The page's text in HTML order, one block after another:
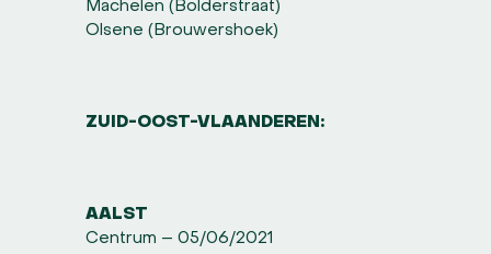
Machelen (Bolderstraat)
Olsene (Brouwershoek)
ZUID-OOST-VLAANDEREN:
AALST
Centrum – 05/06/2021